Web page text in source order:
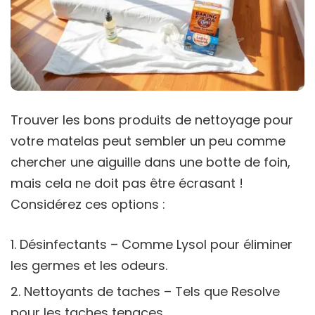
Trouver les bons produits de nettoyage pour
votre matelas peut sembler un peu comme
chercher une aiguille dans une botte de foin,
mais cela ne doit pas être écrasant !
Considérez ces options :
Désinfectants – Comme Lysol pour éliminer
les germes et les odeurs.
Nettoyants de taches – Tels que Resolve